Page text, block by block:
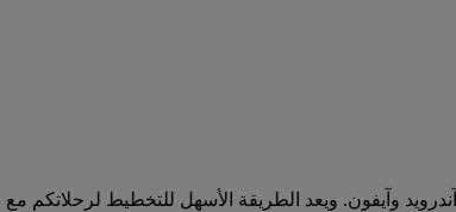
وآيفون. ويعد الطريقة الأسهل للتخطيط لرحلاتكم